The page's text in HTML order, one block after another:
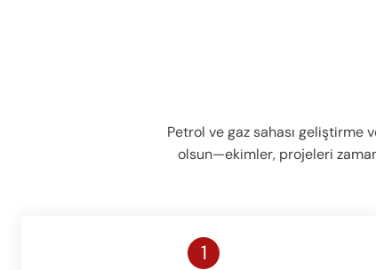
Petrol ve gaz sahası geliştirme
olsun—ekimler, projeleri
1